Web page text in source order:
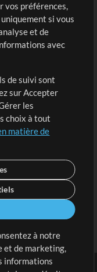
vos préférences,
si vous
et de
avec
de suivi sont
sur Accepter
les
choix à tout
matière de
à notre
et de marketing,
informations